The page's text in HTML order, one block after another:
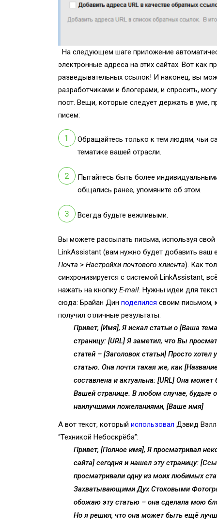
На следующем шаге приложение
электронные адреса на этих сайтах. Вот как
разведывательных ссылок! И наконец, вы
разработчиками и блогерами, и спросить,
пост. Вещи, которые следует держать в уме,
писем:
Обращайтесь только к тем людям, чьи
тематике вашей отрасли.
Пытайтесь быть более
общались ранее, упомяните об этом.
Всегда будьте вежливыми.
Вы можете рассылать письма, используя
LinkAssistant (вам нужно будет добавить ваш
Почта > Настройки почтового клиента). Как
синхронизируется с системой LinkAssistant,
нажать на кнопку E-mail. Нужны идеи для
сюда: Брайан Дин поделился своим письмом,
получил отличные результаты:
Привет, [Имя], Я искал статьи о [Ваша
страницу: [URL] Я заметил, что Вы
статей – [Заголовок статьи] Просто
статью. Она почти такая же, как
составлена и актуальна: [URL] Она
Вашей странице. В любом случае, будьте
наилучшими пожеланиями, [Ваше имя]
А вот текст, который использовал Дэвид
“Техникой Небоскрёба”:
Привет, [Полное имя], Я просматривал
сайта] сегодня и нашел эту страницу:
просматривали одну из моих любимых
Захватывающими Дух Стоковыми
обожаю эту статью – она сделала мою
Но я решил, что она может быть ещё